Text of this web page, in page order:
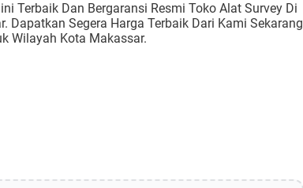
Terbaik Dan Bergaransi Resmi Toko Alat Survey Di
Dapatkan Segera Harga Terbaik Dari Kami Sekarang
Wilayah Kota Makassar.